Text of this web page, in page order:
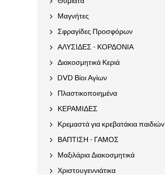
Μαγνήτες
Σφραγίδες Προσφόρων
ΑΛΥΣΙΔΕΣ - ΚΟΡΔΟΝΙΑ
Διακοσμητικά Κεριά
DVD Βίοι Αγίων
Πλαστικοποιημένα
ΚΕΡΑΜΙΔΕΣ
Κρεμαστά για κρεβατάκια παιδιών
ΒΑΠΤΙΣΗ - ΓΑΜΟΣ
Μαξιλάρια Διακοσμητικά
Χριστουγεννιάτικα